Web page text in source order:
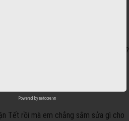
van xin, anh đau lòng lắm! Vợ ơi, sao
lớn, cần có quần áo đẹp để đi chơi
đứa trẻ ăn mày trong mấy ngày Tết?
có đua đòi gì cho cam, chúng chỉ
Tết rồi mà em chẳng sắm sửa gì cho
Powered by netcore.vn